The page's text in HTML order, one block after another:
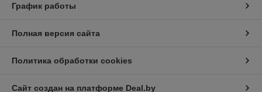
График работы
Полная версия сайта
Политика обработки cookies
Сайт создан на платформе Deal.by